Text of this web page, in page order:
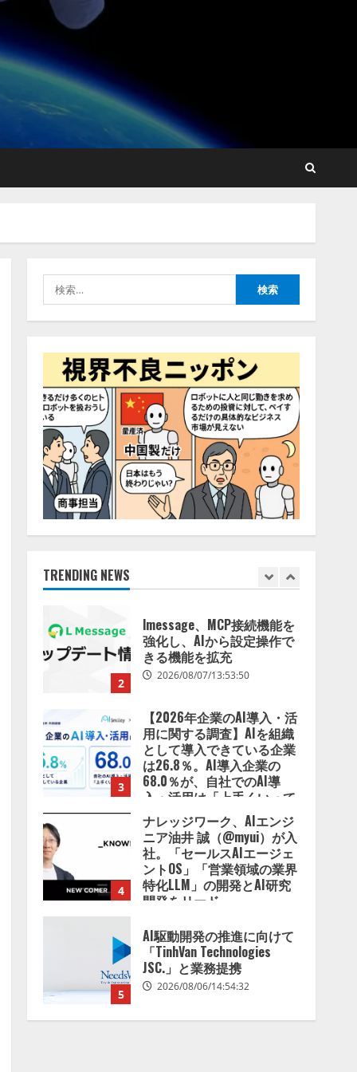
索:
TRENDING NEWS
【2026年企業のAI導入・活
用に関する調査】AIを組織
として導入できている企業
は26.8％。AI導入企業の
いる」と回答
ントOS」「営業領域の業界
開発をリード
5
2026/08/06/14:54:32
1
【開催報告】次世代AIプラ
ットフォーム「TAIZA」お
よび新サービスに関する記
者発表会を開催
2026/08/07/17:53:45
2
lmessage、MCP接続機能を
強化し、AIから設定操作で
3
【2026年企業のAI導入・活
用に関する調査】AIを組織
として導入できている企業
は26.8％。AI導入企業の
68.0％が、自社でのAI導
いる」と回答
2026/08/07/13:53:50
4
ナレッジワーク、AIエンジ
ニア油井 誠（@myui）が入
社。「セールスAIエージェ
ントOS」「営業領域の業界
特化LLM」の開発とAI研究
開発をリード
2026/08/07/10:54:31
5
AI駆動開発の推進に向けて
「TinhVan Technologies
JSC.」と業務提携
2026/08/06/14:54:32
1
【開催報告】次世代AIプラ
ットフォーム「TAIZA」お
よび新サービスに関する記
者発表会を開催